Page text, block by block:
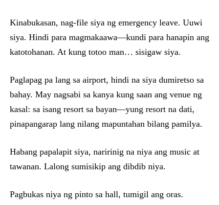
Kinabukasan, nag-file siya ng emergency leave. Uuwi
siya. Hindi para magmakaawa—kundi para hanapin ang
katotohanan. At kung totoo man… sisigaw siya.
Paglapag pa lang sa airport, hindi na siya dumiretso sa
bahay. May nagsabi sa kanya kung saan ang venue ng
kasal: sa isang resort sa bayan—yung resort na dati,
pinapangarap lang nilang mapuntahan bilang pamilya.
Habang papalapit siya, naririnig na niya ang music at
tawanan. Lalong sumisikip ang dibdib niya.
Pagbukas niya ng pinto sa hall, tumigil ang oras.